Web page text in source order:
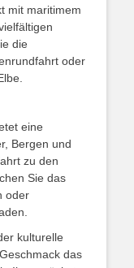
mit maritimem
die
oder
eine
Bergen und
zu den
Sie das
oder
kulturelle
das